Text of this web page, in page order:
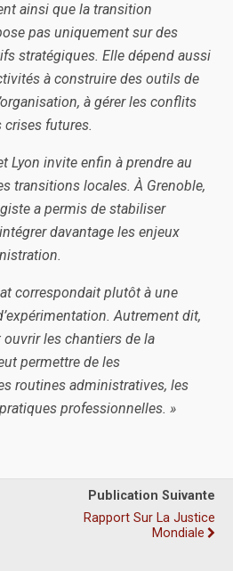
ainsi que la transition
pas uniquement sur des
stratégiques. Elle dépend aussi
à construire des outils de
à gérer les conflits
crises futures.
Lyon invite enfin à prendre au
transitions locales. À Grenoble,
a permis de stabiliser
davantage les enjeux
correspondait plutôt à une
Autrement dit,
les chantiers de la
permettre de les
routines administratives, les
professionnelles. »
Publication Suivante
Rapport Sur La Justice
Mondiale